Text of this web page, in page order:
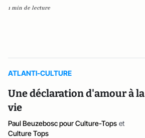
1 min de lecture
ATLANTI-CULTURE
Une déclaration d'amour à la
vie
Paul Beuzebosc pour Culture-Tops et
Culture Tops